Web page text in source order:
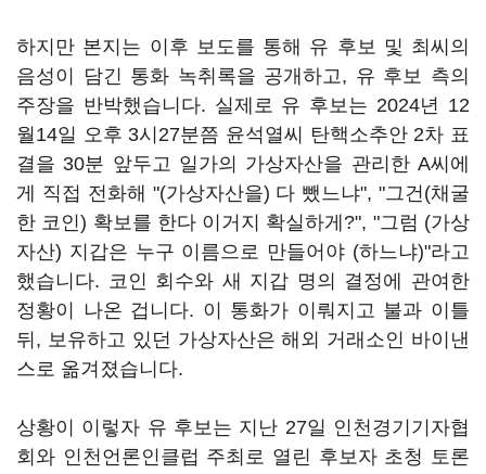
하지만 본지는 이후 보도를 통해 유 후보 및 최씨의
음성이 담긴 통화 녹취록을 공개하고, 유 후보 측의
주장을 반박했습니다. 실제로 유 후보는 2024년 12
월14일 오후 3시27분쯤 윤석열씨 탄핵소추안 2차 표
결을 30분 앞두고 일가의 가상자산을 관리한 A씨에
게 직접 전화해 "(가상자산을) 다 뺐느냐", "그건(채굴
한 코인) 확보를 한다 이거지 확실하게?", "그럼 (가상
자산) 지갑은 누구 이름으로 만들어야 (하느냐)"라고
했습니다. 코인 회수와 새 지갑 명의 결정에 관여한
정황이 나온 겁니다. 이 통화가 이뤄지고 불과 이틀
뒤, 보유하고 있던 가상자산은 해외 거래소인 바이낸
스로 옮겨졌습니다.
상황이 이렇자 유 후보는 지난 27일 인천경기기자협
회와 인천언론인클럽 주최로 열린 후보자 초청 토론